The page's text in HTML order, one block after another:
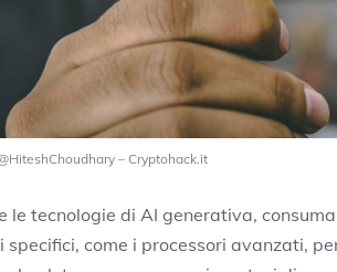
– Cryptohack.it
le tecnologie di AI generativa,
come i processori avanzati,